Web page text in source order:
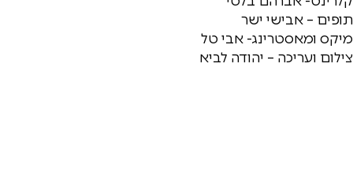
תופים – אבישי ישר
מיקס ומאסטרינג- אבי טל
צילום ועריכה – יהודה לביא